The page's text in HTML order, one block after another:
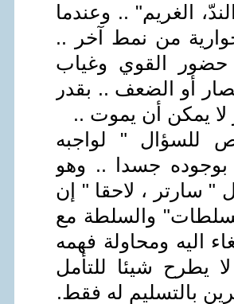
الغريم" .. وعندما
من نمط آخر ..
القوي وغياب
أو الضعف .. بقدر
لا يمكن أن يموت ..
للسؤال " لواجبه
بوجوده جسدا .. وهو
" سارتر ، لاحقا " إن
والسلطة مع
اليه ومحاولة فهمه
يطرح شيئا للتأمل
بالتسليم له فقط.